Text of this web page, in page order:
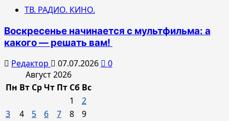
ТВ. РАДИО. КИНО.
Воскресенье начинается с мультфильма: а
какого — решать вам!
Редактор 07.07.2026
0
Август 2026
Пн Вт СрЧт Пт Сб Вс
1
2
3
4 5 6 7 8
9